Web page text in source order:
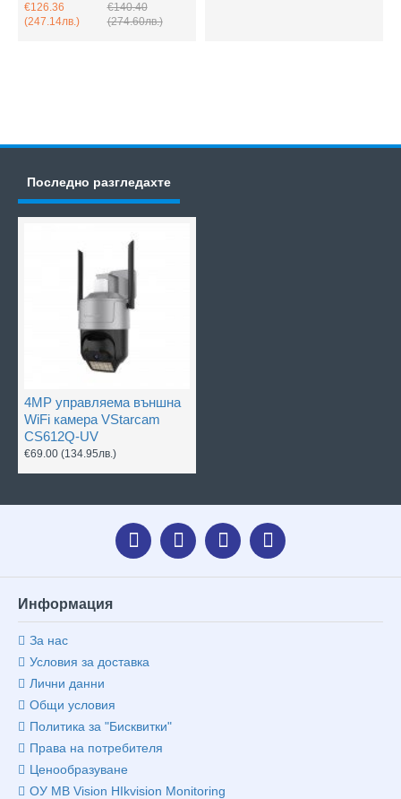
€126.36
(247.14лв.)
€140.40
(274.60лв.)
Последно разгледахте
4MP управляема външна
WiFi камера VStarcam
CS612Q-UV
€69.00 (134.95лв.)
Информация
За нас
Условия за доставка
Лични данни
Общи условия
Политика за "Бисквитки"
Права на потребителя
Ценообразуване
ОУ MB Vision HIkvision Monitoring